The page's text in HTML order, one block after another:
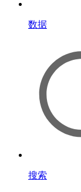
数据
搜索